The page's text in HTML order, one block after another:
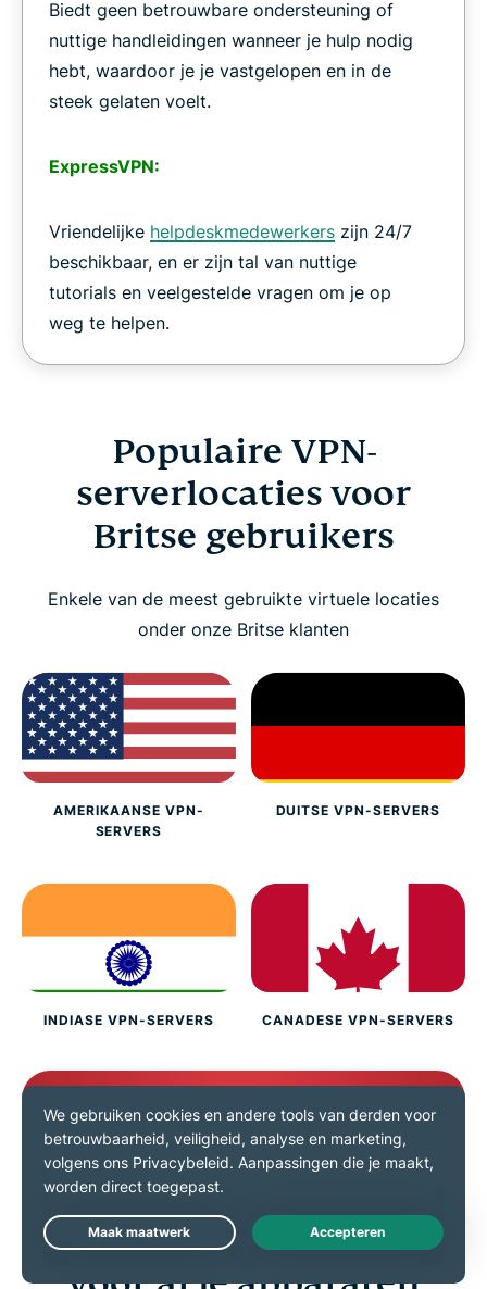
Biedt geen betrouwbare ondersteuning of
nuttige handleidingen wanneer je hulp nodig
hebt, waardoor je je vastgelopen en in de
steek gelaten voelt.
ExpressVPN:
Vriendelijke helpdeskmedewerkers zijn 24/7
beschikbaar, en er zijn tal van nuttige
tutorials en veelgestelde vragen om je op
weg te helpen.
Populaire VPN-
serverlocaties voor
Britse gebruikers
Enkele van de meest gebruikte virtuele locaties
onder onze Britse klanten
AMERIKAANSE VPN-
SERVERS
DUITSE VPN-SERVERS
INDIASE VPN-SERVERS CANADESE VPN-SERVERS
Download een VPN-app
Live Chat